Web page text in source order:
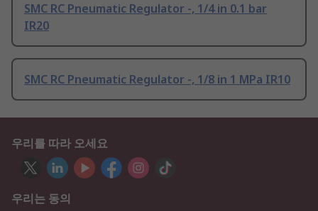
SMC RC Pneumatic Regulator -, 1/4 in 0.1 bar
IR20
SMC RC Pneumatic Regulator -, 1/8 in 1 MPa IR10
우리를 따라 오세요
우리는 동의